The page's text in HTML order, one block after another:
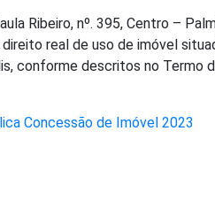
Ribeiro, nº. 395, Centro –
real de uso de imóvel
conforme descritos no Termo
Concessão de Imóvel 2023